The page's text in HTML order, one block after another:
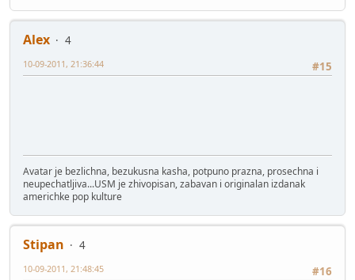
Alex
4
#15
10-09-2011, 21:36:44
Avatar je bezlichna, bezukusna kasha, potpuno prazna, prosechna i
neupechatljiva...USM je zhivopisan, zabavan i originalan izdanak
americhke pop kulture
Stipan
4
#16
10-09-2011, 21:48:45